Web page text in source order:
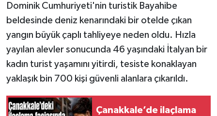
Dominik Cumhuriyeti'nin turistik Bayahibe
beldesinde deniz kenarındaki bir otelde çıkan
yangın büyük çaplı tahliyeye neden oldu. Hızla
yayılan alevler sonucunda 46 yaşındaki İtalyan bir
kadın turist yaşamını yitirdi, tesiste konaklayan
yaklaşık bin 700 kişi güvenli alanlara çıkarıldı.
Çanakkale’de ilaçlama